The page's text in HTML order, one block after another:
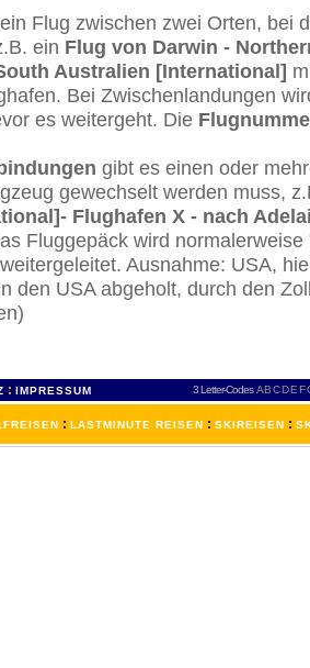
Flug zwischen zwei Orten, bei
ein Flug von Darwin -
Australien [International]
Bei Zwischenlandungen
es weitergeht. Die
gibt es einen oder
gewechselt werden muss,
Flughafen X - nach
Fluggepäck wird
Ausnahme: USA,
den USA abgeholt, durch den
: IMPRESSUM 3 Letter-Codes ABCDEF
: LASTMINUTE REISEN : SKIREISEN :